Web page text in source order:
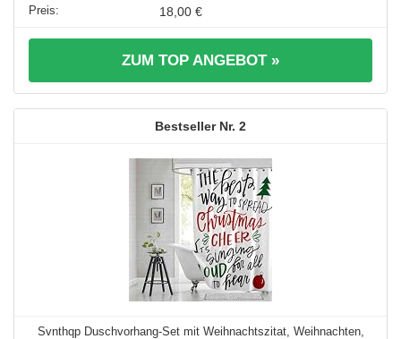
18,00 €
ZUM TOP ANGEBOT »
2
Svnthqp Duschvorhang-Set mit Weihnachtszitat, Weihnachten,